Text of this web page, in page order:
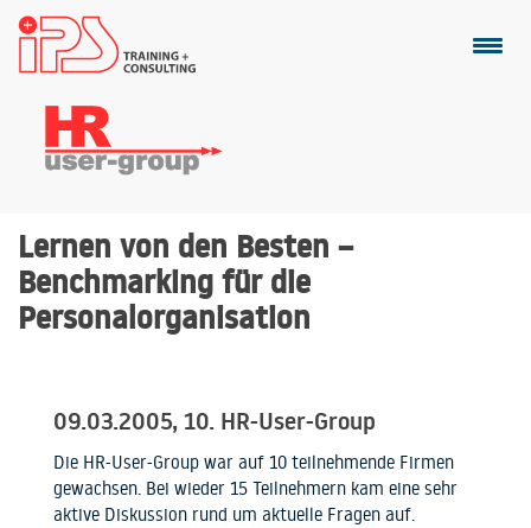
Lernen von den Besten –
Benchmarking für die
Personalorganisation
09.03.2005, 10. HR-User-Group
Die HR-User-Group war auf 10 teilnehmende Firmen
gewachsen. Bei wieder 15 Teilnehmern kam eine sehr
aktive Diskussion rund um aktuelle Fragen auf.